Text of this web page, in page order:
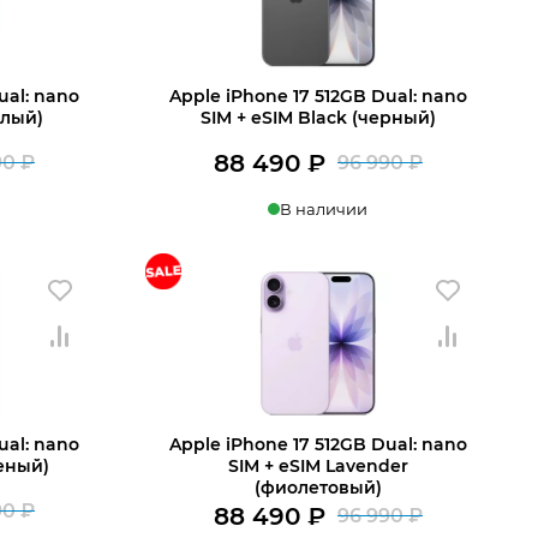
nano
₽
Первоначальная
составляла
96
990 ₽.
490 ₽.
Apple iPhone 17 512GB Dual: nano
SIM + eSIM Black (черный)
96 990₽
96
990 ₽.
88 490 ₽
490 ₽.
В наличии
В корзину
nano
₽
Первоначальная
Apple iPhone 17 512GB Dual: nano
SIM + eSIM Lavender
(фиолетовый)
96 990₽
88 490 ₽